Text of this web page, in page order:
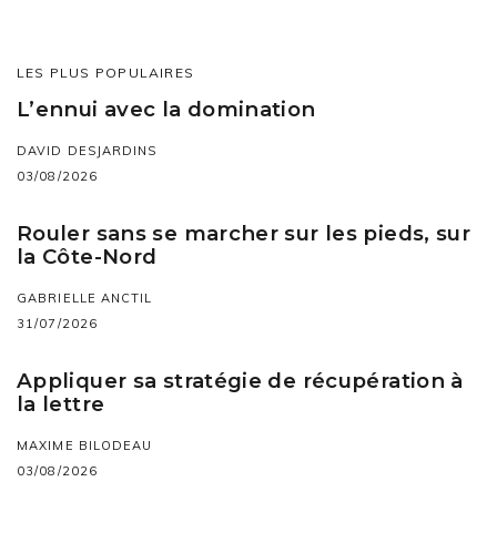
LES PLUS POPULAIRES
L’ennui avec la domination
DAVID DESJARDINS
03/08/2026
Rouler sans se marcher sur les pieds, sur
la Côte-Nord
GABRIELLE ANCTIL
31/07/2026
Appliquer sa stratégie de récupération à
la lettre
MAXIME BILODEAU
03/08/2026